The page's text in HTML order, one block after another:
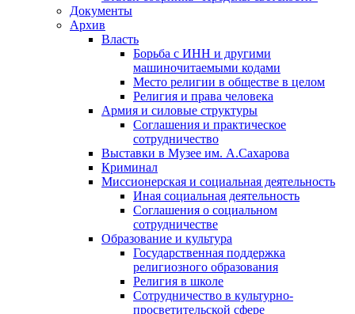
Документы
Архив
Власть
Борьба с ИНН и другими
машиночитаемыми кодами
Место религии в обществе в целом
Религия и права человека
Армия и силовые структуры
Соглашения и практическое
сотрудничество
Выставки в Музее им. А.Сахарова
Криминал
Миссионерская и социальная деятельность
Иная социальная деятельность
Соглашения о социальном
сотрудничестве
Образование и культура
Государственная поддержка
религиозного образования
Религия в школе
Сотрудничество в культурно-
просветительской сфере